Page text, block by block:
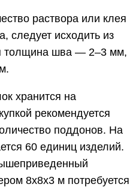
раствора или клея
следует исходить из
толщина шва — 2–3 мм,
хранится на
рекомендуется
поддонов. На
60 единиц изделий.
8х8х3 м потребуется